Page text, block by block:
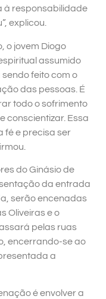
à responsabilidade
explicou.
o jovem Diogo
assumido
sendo feito com o
das pessoas. É
todo o sofrimento
conscientizar. Essa
fé e precisa ser
do Ginásio de
da entrada
serão encenadas
Oliveiras e o
pelas ruas
encerrando-se ao
a
é envolver a